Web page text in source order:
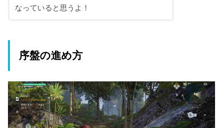
なっていると思うよ！
序盤の進め方